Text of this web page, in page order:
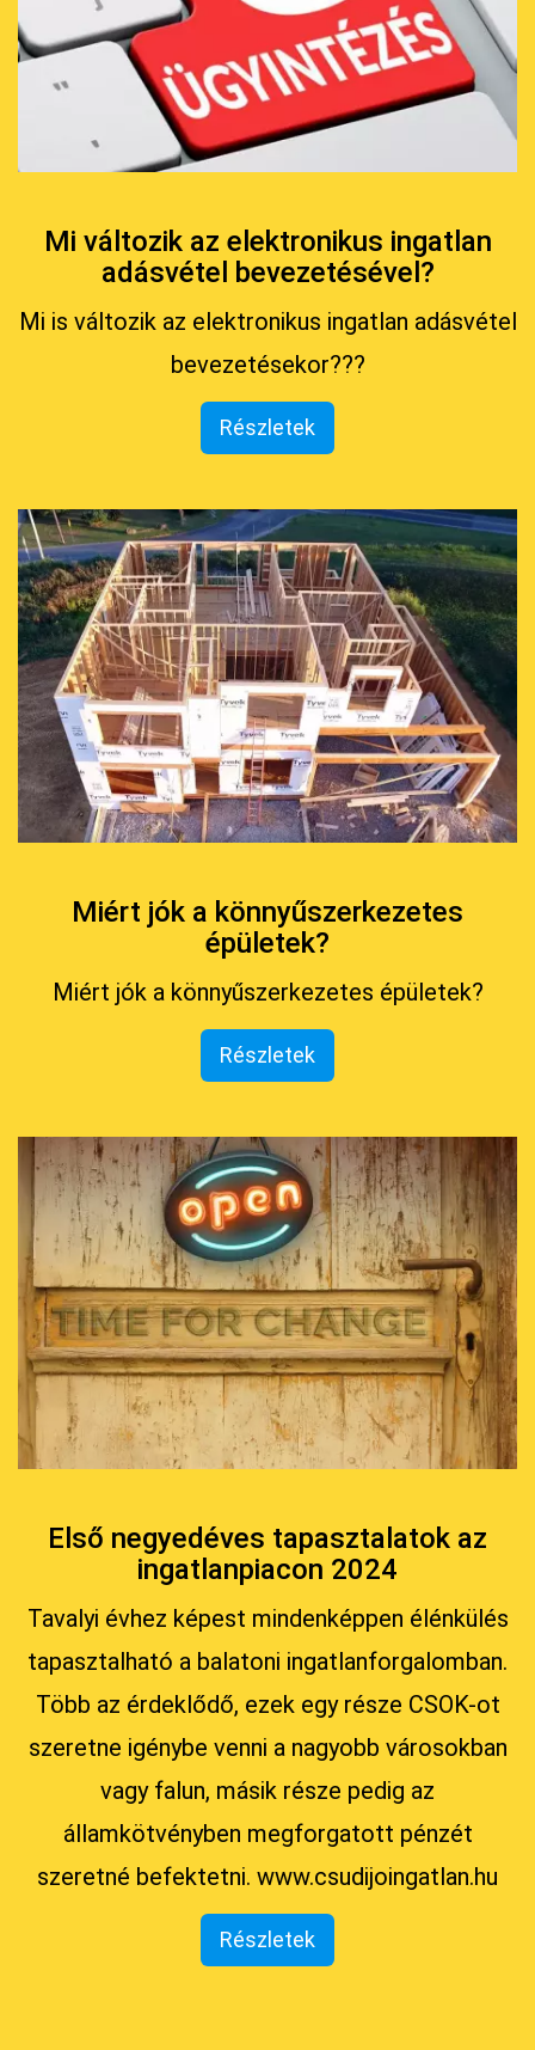
Mi változik az elektronikus ingatlan
adásvétel bevezetésével?
Mi is változik az elektronikus ingatlan adásvétel
bevezetésekor???
Részletek
Miért jók a könnyűszerkezetes
épületek?
Miért jók a könnyűszerkezetes épületek?
Részletek
Első negyedéves tapasztalatok az
ingatlanpiacon 2024
Tavalyi évhez képest mindenképpen élénkülés
tapasztalható a balatoni ingatlanforgalomban.
Több az érdeklődő, ezek egy része CSOK-ot
szeretne igénybe venni a nagyobb városokban
vagy falun, másik része pedig az
államkötvényben megforgatott pénzét
szeretné befektetni. www.csudijoingatlan.hu
Részletek